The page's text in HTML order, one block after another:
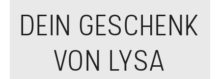
DEIN GESCHENK
VON LYSA